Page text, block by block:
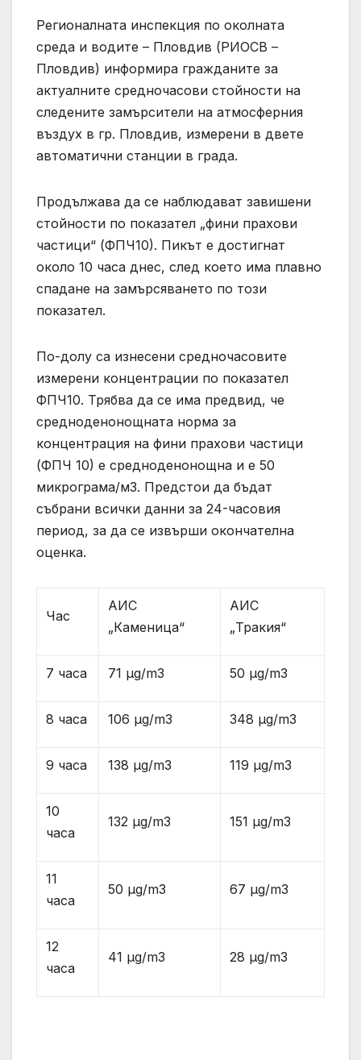
Регионалната инспекция по околната
среда и водите – Пловдив (РИОСВ –
Пловдив) информира гражданите за
актуалните средночасови стойности на
следените замърсители на атмосферния
въздух в гр. Пловдив, измерени в двете
автоматични станции в града.
Продължава да се наблюдават завишени
стойности по показател „фини прахови
частици“ (ФПЧ10). Пикът е достигнат
около 10 часа днес, след което има плавно
спадане на замърсяването по този
показател.
По-долу са изнесени средночасовите
измерени концентрации по показател
ФПЧ10. Трябва да се има предвид, че
средноденонощната норма за
концентрация на фини прахови частици
(ФПЧ 10) е средноденонощна и е 50
микрограма/м3. Предстои да бъдат
събрани всички данни за 24-часовия
период, за да се извърши окончателна
оценка.
Час
АИС
„Каменица“
АИС
„Тракия“
7 часа 71 µg/m3 50 µg/m3
8 часа 106 µg/m3 348 µg/m3
9 часа 138 µg/m3 119 µg/m3
10
часа
132 µg/m3 151 µg/m3
11
часа
50 µg/m3 67 µg/m3
12
часа
41 µg/m3 28 µg/m3